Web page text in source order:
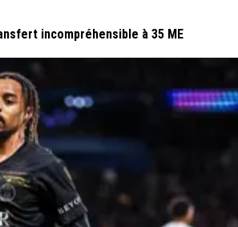
incompréhensible à 35 ME